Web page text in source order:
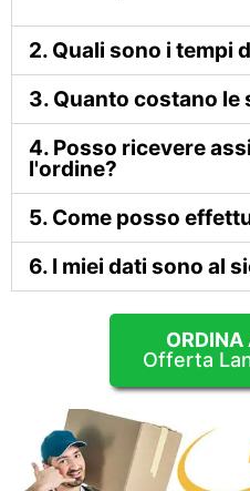
2. Quali sono i tempi
3. Quanto costano le
4. Posso ricevere
l'ordine?
5. Come posso
6. I miei dati sono al
ORDINA
Offerta